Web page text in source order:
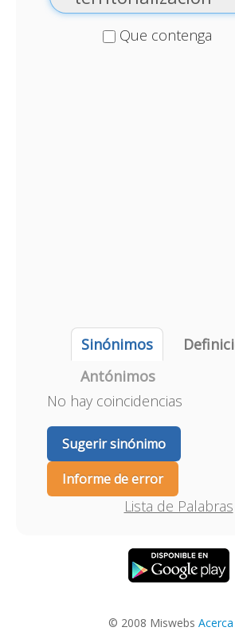
Que contenga
Sinónimos
Antónimos
No hay coincidencias
Sugerir sinónimo
Informe de error
Lista de Palabras
© 2008 Miswebs